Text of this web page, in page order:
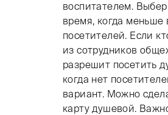
воспитателем.
время, когда меньше
посетителей. Если
из сотрудников
разрешит посетить
когда нет
вариант. Можно
карту душевой.